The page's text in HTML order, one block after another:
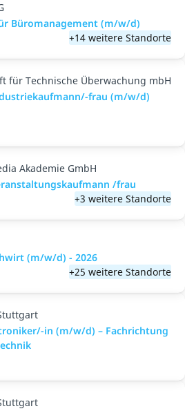
Büromanagement (m/w/d)
+14 weitere Standorte
für Technische Überwachung mbH
frau (m/w/d)
Akademie GmbH
/frau
+3 weitere Standorte
(m/w/d) - 2026
+25 weitere Standorte
in (m/w/d) – Fachrichtung